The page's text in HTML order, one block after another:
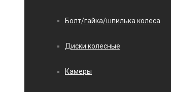
Болт/гайка/шпилька колеса
Диски колесные
Камеры